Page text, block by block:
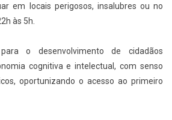
em locais perigosos, insalubres ou no
às 5h.
o desenvolvimento de cidadãos
cognitiva e intelectual, com senso
oportunizando o acesso ao primeiro